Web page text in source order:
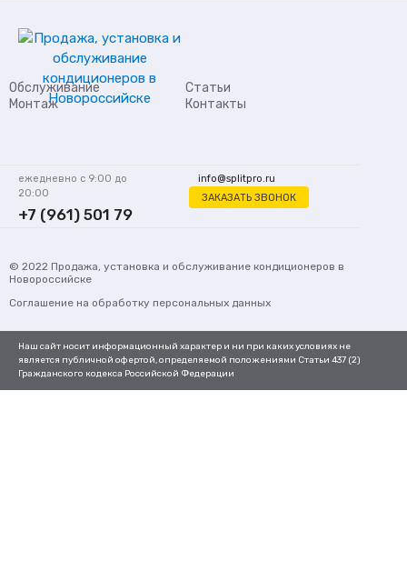
Обслуживание
Монтаж
Статьи
Контакты
info@splitpro.ru
ЗАКАЗАТЬ ЗВОНОК
ежедневно с 9:00 до
20:00
+7 (961) 501 79
© 2022 Продажа, установка и обслуживание кондиционеров в
Новороссийске
Соглашение на обработку персональных данных
Наш сайт носит информационный характер и ни при каких условиях не
является публичной офертой, определяемой положениями Статьи 437 (2)
Гражданского кодекса Российской Федерации